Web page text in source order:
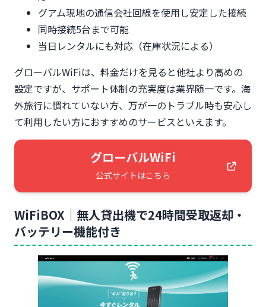
グアム現地の通信会社回線を使用し安定した接続
同時接続5台まで可能
当日レンタルにも対応（在庫状況による）
グローバルWiFiは、料金だけを見ると他社より高めの
設定ですが、サポート体制の充実度は業界随一です。海
外旅行に慣れていない方、万が一のトラブル時も安心し
て利用したい方におすすめのサービスといえます。
グローバルWiFi
公式サイトはこちら
WiFiBOX｜無人貸出機で24時間受取返却・
バッテリー機能付き